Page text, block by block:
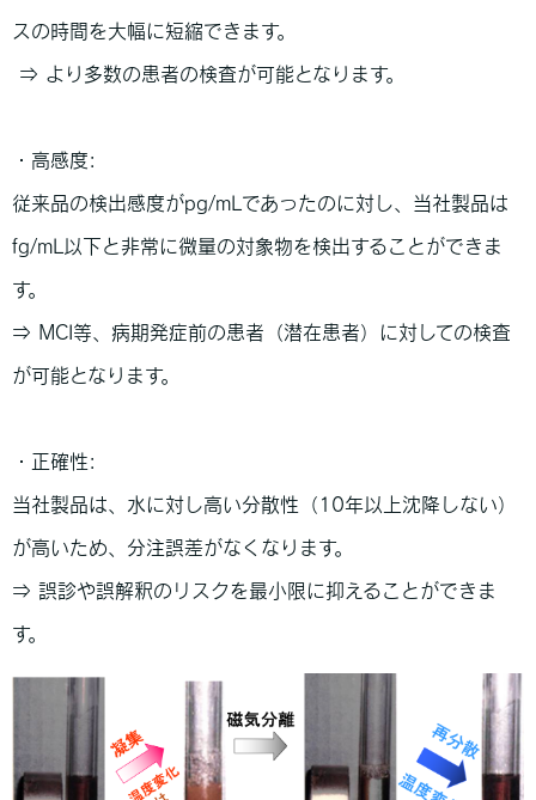
スの時間を大幅に短縮できます。
⇒ より多数の患者の検査が可能となります。
・高感度:
従来品の検出感度がpg/mLであったのに対し、当社製品は
fg/mL以下と非常に微量の対象物を検出することができま
す。
⇒ MCI等、病期発症前の患者（潜在患者）に対しての検査
が可能となります。
・正確性:
当社製品は、水に対し高い分散性（10年以上沈降しない）
が高いため、分注誤差がなくなります。
⇒ 誤診や誤解釈のリスクを最小限に抑えることができま
す。